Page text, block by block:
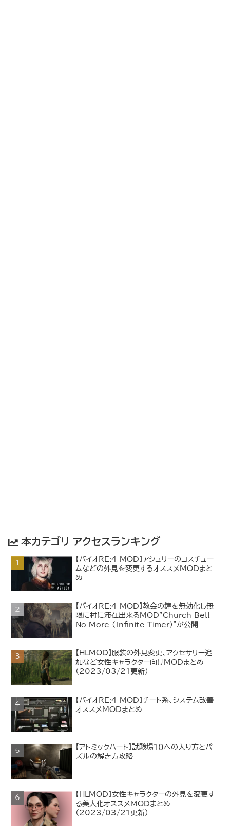
本カテゴリ アクセスランキング
【バイオRE:4 MOD】アシュリーのコスチュー
ムなどの外見を変更するオススメMODまと
め
【バイオRE:4 MOD】教会の鐘を無効化し無
限に村に滞在出来るMOD”Church Bell
No More (Infinite Timer)”が公開
【HLMOD】服装の外見変更、アクセサリー追
加など女性キャラクター向けMODまとめ
（2023/03/21更新）
【バイオRE:4 MOD】チート系、システム改善
オススメMODまとめ
【アトミックハート】試験場１０への入り方とパ
ズルの解き方攻略
【HLMOD】女性キャラクターの外見を変更す
る美人化オススメMODまとめ
（2023/03/21更新）